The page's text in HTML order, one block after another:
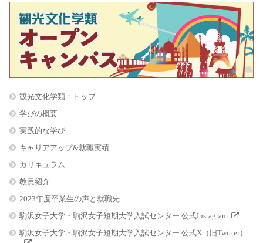
観光文化学類：トップ
学びの概要
実践的な学び
キャリアアップ&就職実績
カリキュラム
教員紹介
2023年度卒業生の声と就職先
駒沢女子大学・駒沢女子短期大学入試センター 公式Instagram
駒沢女子大学・駒沢女子短期大学入試センター 公式X（旧Twitter）